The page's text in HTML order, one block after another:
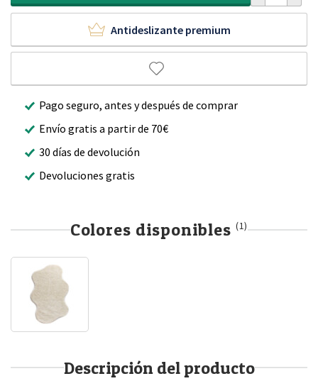
Antideslizante premium
Pago seguro, antes y después de comprar
Envío gratis a partir de 70€
30 días de devolución
Devoluciones gratis
Colores disponibles (1)
Descripción del producto